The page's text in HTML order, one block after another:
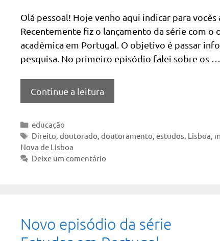
Olá pessoal! Hoje venho aqui indicar para
Recentemente fiz o lançamento da série com o
acadêmica em Portugal. O objetivo é passar
pesquisa. No primeiro episódio falei sobre os …
Continue a leitura
Categorias
educação
Tags
Direito ,doutorado ,doutoramento ,estudos Lisboa
Nova de Lisboa
Deixe um comentário
Novo episódio da série